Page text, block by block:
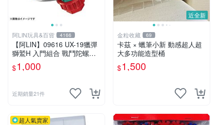
阿LIN玩具&百貨 4166
【阿LIN】09616 UX-19獵彈
獅鷲H 入門組合 戰鬥陀螺ＸB
EYBLADE X
$1,000
近期銷量21件
近全新
金粒收藏 69
卡茲 × 蠟筆小新 動感超人超
大多功能造型桶
$1,500
超人氣賣家